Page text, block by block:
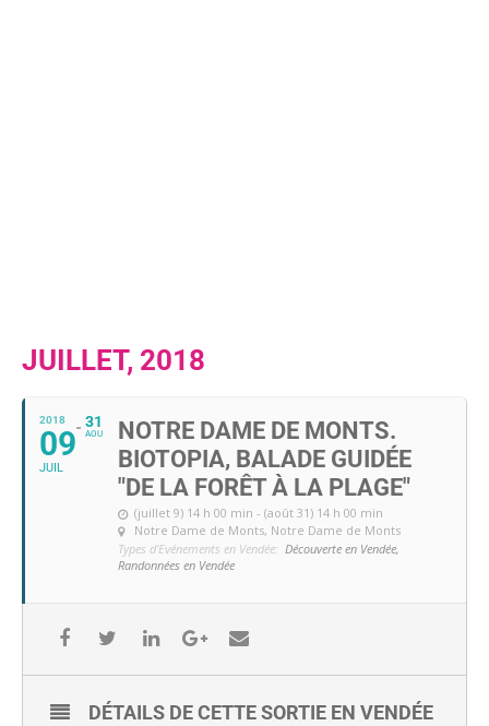
JUILLET, 2018
2018
09
JUIL
31
AOU
NOTRE DAME DE MONTS.
BIOTOPIA, BALADE GUIDÉE
"DE LA FORÊT À LA PLAGE"
(juillet 9) 14 h 00 min - (août 31) 14 h 00 min
Notre Dame de Monts, Notre Dame de Monts
Types d'Evénements en Vendée: Découverte en Vendée,
Randonnées en Vendée
DÉTAILS DE CETTE SORTIE EN VENDÉE